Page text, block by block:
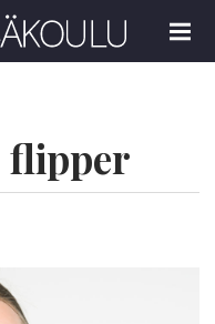
MENU
flipper